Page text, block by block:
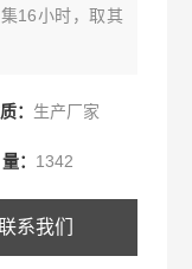
16小时，取其
： 生产厂家
： 1342
系我们